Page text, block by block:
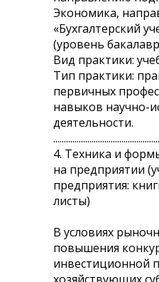
Экономика,
«Бухгалтерский
(уровень
Вид практики:
Тип практики:
первичных
навыков научно-
деятельности.
..................................................
4. Техника и
на предприятии
предприятия:
листы)
В условиях
повышения
инвестиционной